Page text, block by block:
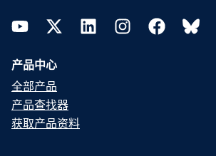
YouTubeTwitter LinkedInInstagramFacebookBluesky
产品中心
全部产品
产品查找器
获取产品资料